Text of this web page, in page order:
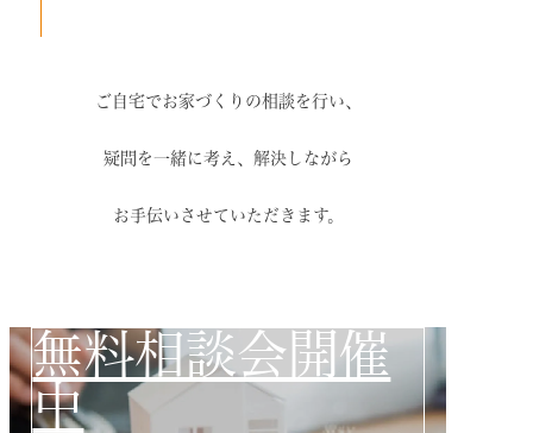
ご自宅でお家づくりの相談を行い、
疑問を一緒に考え、解決しながら
お手伝いさせていただきます。
無料相談会開催
中